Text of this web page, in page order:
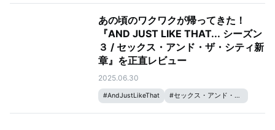
あの頃のワクワクが帰ってきた！
『AND JUST LIKE THAT... シーズン
３ / セックス・アンド・ザ・シティ新
章』を正直レビュー
2025.06.30
#AndJustLikeThat #セックス・アンド・ザ・シティ